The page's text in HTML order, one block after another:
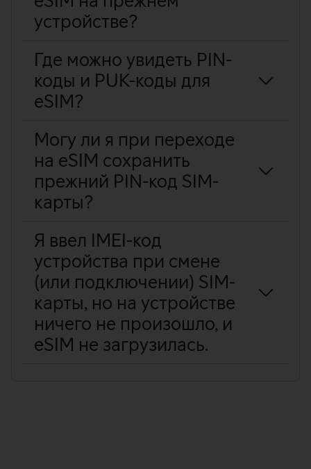
устройстве?
Где можно увидеть PIN-
коды и PUK-коды для
eSIM?
Могу ли я при переходе
на eSIM сохранить
прежний PIN-код SIM-
карты?
Я ввел IMEI-код
устройства при смене
(или подключении) SIM-
карты, но на устройстве
ничего не произошло, и
eSIM не загрузилась.